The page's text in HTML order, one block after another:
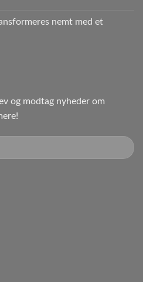
nemt med et
og modtag nyheder om